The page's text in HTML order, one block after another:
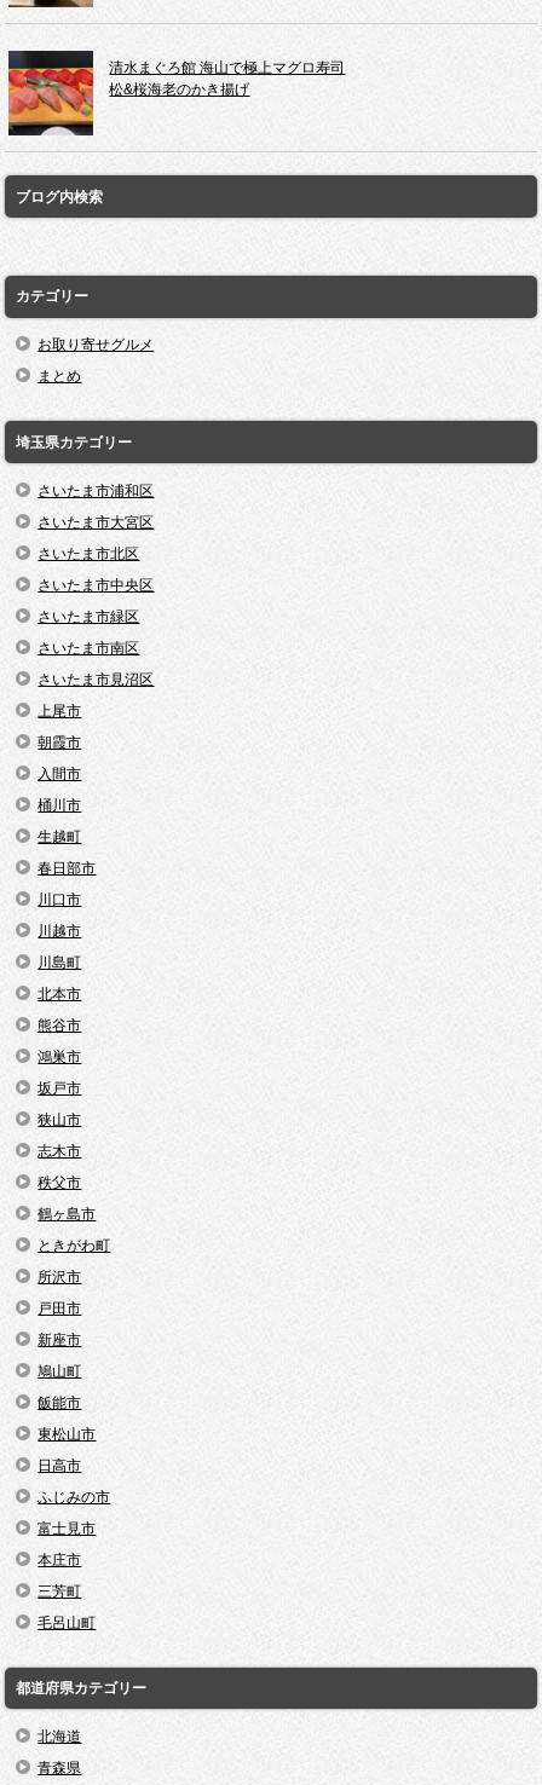
清水まぐろ館 海山で極上マグロ寿司
松&桜海老のかき揚げ
ブログ内検索
カテゴリー
お取り寄せグルメ
まとめ
埼玉県カテゴリー
さいたま市浦和区
さいたま市大宮区
さいたま市北区
さいたま市中央区
さいたま市緑区
さいたま市南区
さいたま市見沼区
上尾市
朝霞市
入間市
桶川市
生越町
春日部市
川口市
川越市
川島町
北本市
熊谷市
鴻巣市
坂戸市
狭山市
志木市
秩父市
鶴ヶ島市
ときがわ町
所沢市
戸田市
新座市
鳩山町
飯能市
東松山市
日高市
ふじみの市
富士見市
本庄市
三芳町
毛呂山町
都道府県カテゴリー
北海道
青森県